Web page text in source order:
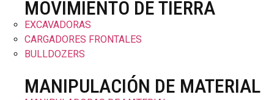
MOVIMIENTO DE TIERRA
EXCAVADORAS
CARGADORES FRONTALES
BULLDOZERS
MANIPULACIÓN DE MATERIAL